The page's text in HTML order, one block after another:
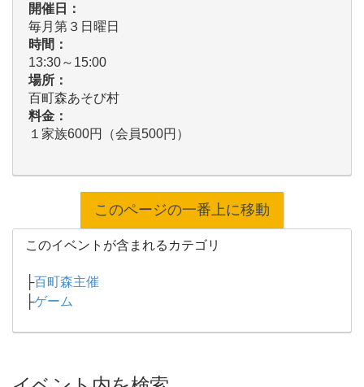
開催日：
毎月第３日曜日
時間：
13:30～15:00
場所：
百町森あそび村
料金：
１家族600円（会員500円）
このページの一番上に移動
このイベントが含まれるカテゴリ
├百町森主催
├ゲーム